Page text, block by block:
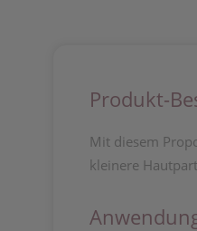
Produkt-
Mit diesem
kleinere